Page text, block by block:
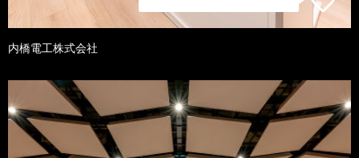
内橋電工株式会社